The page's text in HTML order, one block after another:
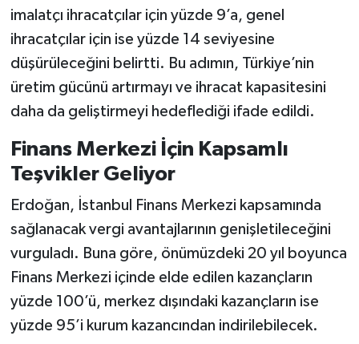
imalatçı ihracatçılar için yüzde 9’a, genel
ihracatçılar için ise yüzde 14 seviyesine
düşürüleceğini belirtti. Bu adımın, Türkiye’nin
üretim gücünü artırmayı ve ihracat kapasitesini
daha da geliştirmeyi hedeflediği ifade edildi.
Finans Merkezi İçin Kapsamlı
Teşvikler Geliyor
Erdoğan, İstanbul Finans Merkezi kapsamında
sağlanacak vergi avantajlarının genişletileceğini
vurguladı. Buna göre, önümüzdeki 20 yıl boyunca
Finans Merkezi içinde elde edilen kazançların
yüzde 100’ü, merkez dışındaki kazançların ise
yüzde 95’i kurum kazancından indirilebilecek.